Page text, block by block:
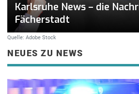
Karlsruhe News – die
Fächerstadt
Quelle: Adobe Stock
NEUES ZU NEWS